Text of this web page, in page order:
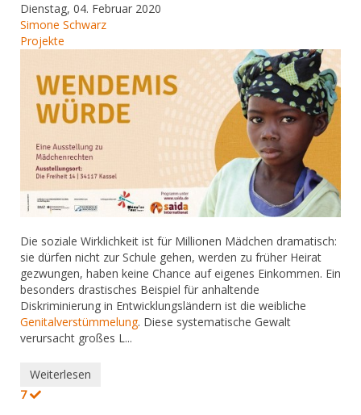
Dienstag, 04. Februar 2020
Simone Schwarz
Projekte
Die soziale Wirklichkeit ist für Millionen Mädchen dramatisch:
sie dürfen nicht zur Schule gehen, werden zu früher Heirat
gezwungen, haben keine Chance auf eigenes Einkommen. Ein
besonders drastisches Beispiel für anhaltende
Diskriminierung in Entwicklungsländern ist die weibliche
Genitalverstümmelung. Diese systematische Gewalt
verursacht großes L...
Weiterlesen
7